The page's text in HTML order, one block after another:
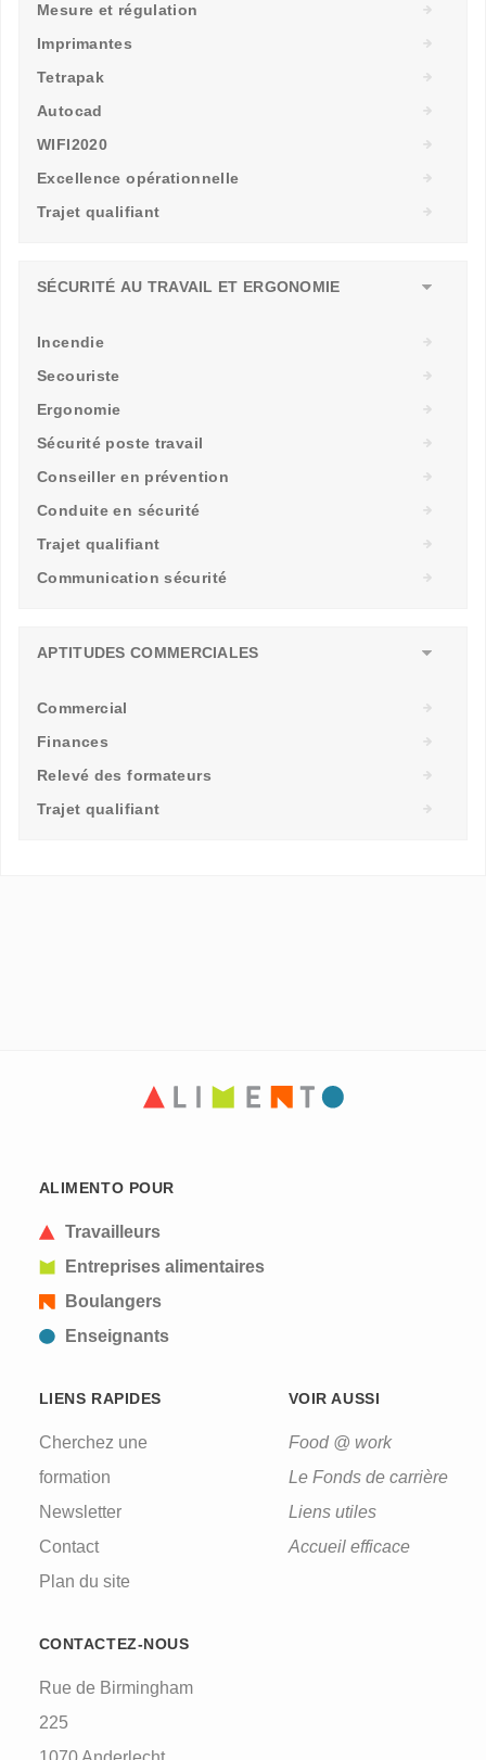
Mesure et régulation
Imprimantes
Tetrapak
Autocad
WIFI2020
Excellence opérationnelle
Trajet qualifiant
SÉCURITÉ AU TRAVAIL ET ERGONOMIE
Incendie
Secouriste
Ergonomie
Sécurité poste travail
Conseiller en prévention
Conduite en sécurité
Trajet qualifiant
Communication sécurité
APTITUDES COMMERCIALES
Commercial
Finances
Relevé des formateurs
Trajet qualifiant
ALIMENTO POUR
Travailleurs
Entreprises alimentaires
Boulangers
Enseignants
LIENS RAPIDES
Cherchez une
formation
Newsletter
Contact
Plan du site
VOIR AUSSI
Food @ work
Le Fonds de carrière
Liens utiles
Accueil efficace
CONTACTEZ-NOUS
Rue de Birmingham
225